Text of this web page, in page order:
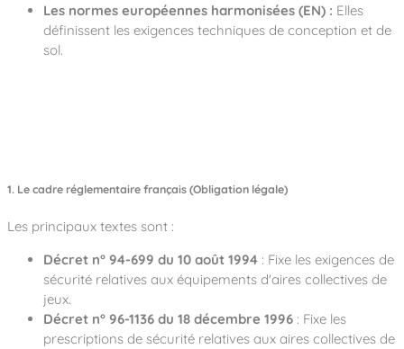
Les normes européennes harmonisées (EN) : Elles
définissent les exigences techniques de conception et de
sol.
1. Le cadre réglementaire français (Obligation légale)
Les principaux textes sont :
Décret n° 94-699 du 10 août 1994 : Fixe les exigences de
sécurité relatives aux équipements d'aires collectives de
jeux.
Décret n° 96-1136 du 18 décembre 1996 : Fixe les
prescriptions de sécurité relatives aux aires collectives de